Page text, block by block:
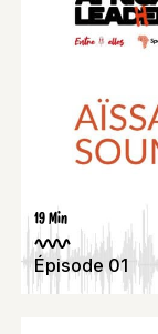
19 Min
Épisode 01